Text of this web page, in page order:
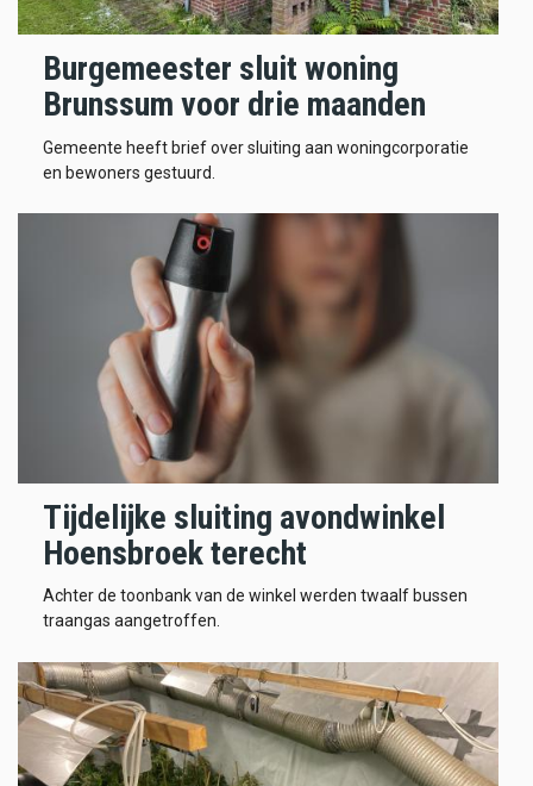
Burgemeester sluit woning
Brunssum voor drie maanden
Gemeente heeft brief over sluiting aan woningcorporatie
en bewoners gestuurd.
Tijdelijke sluiting avondwinkel
Hoensbroek terecht
Achter de toonbank van de winkel werden twaalf bussen
traangas aangetroffen.